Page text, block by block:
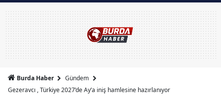
Burda Haber
Gündem
Gezeravcı , Türkiye 2027’de Ay’a iniş hamlesine hazırlanıyor